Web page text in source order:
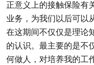
正意义上的接触保险有
业务，为我们以后可以
在这期间不仅仅是理论
的认识。最主要的是不
何做人，对培养我的工